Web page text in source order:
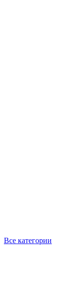
Все категории